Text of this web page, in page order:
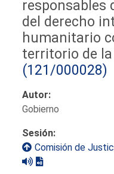
responsables
del derecho
humanitario
territorio de
(121/000028)
Autor:
Gobierno
Sesión:
Comisión de